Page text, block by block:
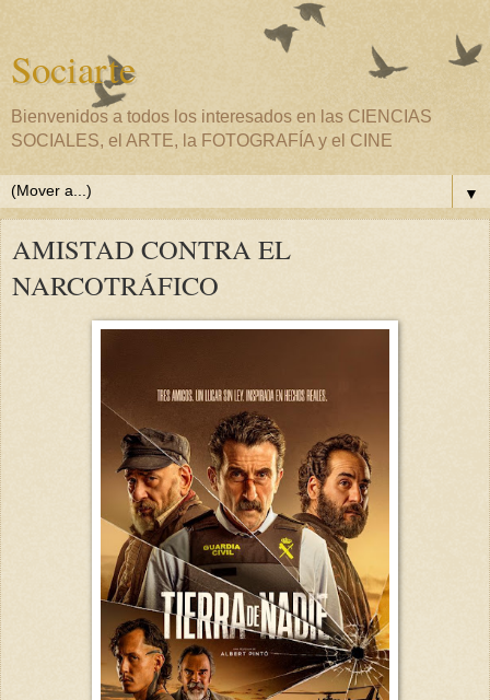
Sociarte
Bienvenidos a todos los interesados en las CIENCIAS
SOCIALES, el ARTE, la FOTOGRAFÍA y el CINE
▼
AMISTAD CONTRA EL
NARCOTRÁFICO